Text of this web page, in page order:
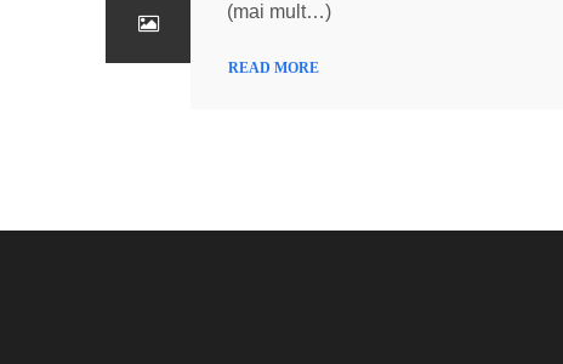
(mai mult…)
READ MORE